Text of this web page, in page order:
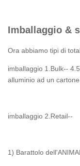
Ordine
1
unitario:
Termine di
Imballaggio &
Ora abbiamo tipi di
imballaggio 1.Bulk--
alluminio ad un cartone
imballaggio 2.Retail--
1) Barattolo